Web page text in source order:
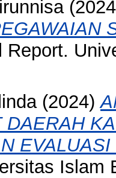
Report.
(2024)
DAERAH
Islam